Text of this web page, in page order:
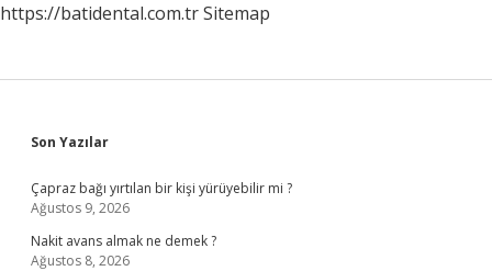
https://batidental.com.trSitemap
Sidebar
Son Yazılar
Çapraz bağı yırtılan bir kişi yürüyebilir mi ?
Ağustos 9, 2026
Nakit avans almak ne demek ?
Ağustos 8, 2026